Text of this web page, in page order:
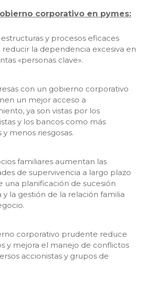
corporativo en pymes:
estructuras y procesos eficaces
reducir la dependencia excesiva en
«personas clave».
con un gobierno corporativo
un mejor acceso a
ya son vistas por los
y los bancos como más
y menos riesgosas.
familiares aumentan las
de supervivencia a largo plazo
una planificación de sucesión
y la gestión de la relación familia
corporativo prudente reduce
y mejora el manejo de conflictos
accionistas y grupos de